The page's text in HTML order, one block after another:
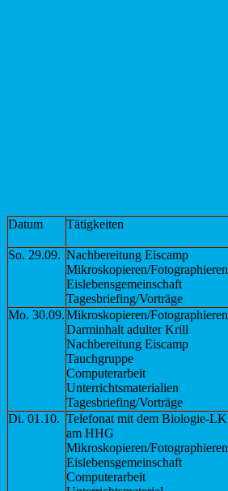
Datum Tätigkeiten
So. 29.09. Nachbereitung Eiscamp
Mikroskopieren/Fotographieren
Eislebensgemeinschaft
Tagesbriefing/Vorträge
Mo. 30.09.Mikroskopieren/Fotographieren
Darminhalt adulter Krill
Nachbereitung Eiscamp
Tauchgruppe
Computerarbeit
Unterrichtsmaterialien
Tagesbriefing/Vorträge
Di. 01.10. Telefonat mit dem Biologie-LK
am HHG
Mikroskopieren/Fotographieren
Eislebensgemeinschaft
Computerarbeit